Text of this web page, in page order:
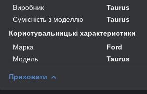
Виробник
Taurus
Сумісність з моделлю
Taurus
Користувальницькі характеристики
Марка
Ford
Модель
Taurus
Приховати